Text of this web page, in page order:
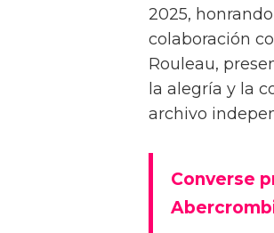
2025,
colaboración
Rouleau,
la alegría y la
archivo
Converse